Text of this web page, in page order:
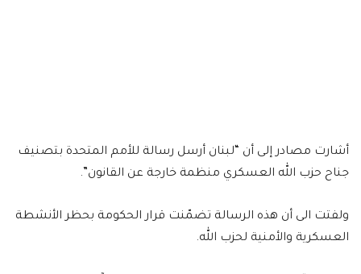
أشارت مصادر إلى أن “لبنان أرسل رسالة للأمم المتحدة بتصنيف
جناح حزب الله العسكري منظمة خارجة عن القانون”.
ولفتت الى أن هذه الرسالة تضمّنت قرار الحكومة بحظر الأنشطة
العسكرية والأمنية لحزب الله.